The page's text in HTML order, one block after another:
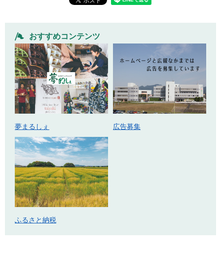
おすすめコンテンツ
夢まるしぇ 広告募集
ふるさと納税